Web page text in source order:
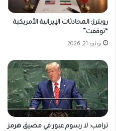
رويترز: المحادثات الإيرانية الأمريكية
“توقفت”
يونيو 21, 2026
ترامب: لا رسوم عبور في مضيق هرمز